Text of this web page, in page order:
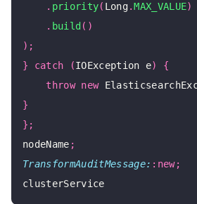
. priority( Long.MAX_VALUE)
. build ()
);
}
catch (IOException e)
{
throw new
}
};
nodeName ;
TransformAuditMessage: : new;